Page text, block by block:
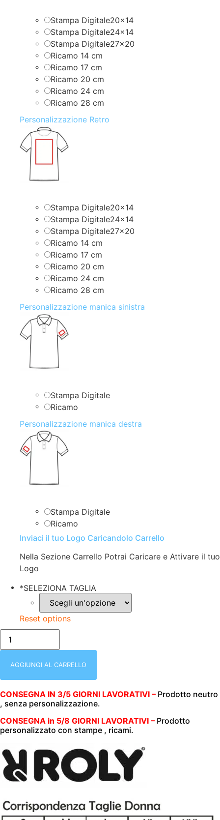
Stampa Digitale20x14
Stampa Digitale24x14
Stampa Digitale27x20
Ricamo 14 cm
Ricamo 17 cm
Ricamo 20 cm
Ricamo 24 cm
Ricamo 28 cm
Personalizzazione Retro
Stampa Digitale20x14
Stampa Digitale24x14
Stampa Digitale27x20
Ricamo 14 cm
Ricamo 17 cm
Ricamo 20 cm
Ricamo 24 cm
Ricamo 28 cm
Personalizzazione manica sinistra
Stampa Digitale
Ricamo
Personalizzazione manica destra
Stampa Digitale
Ricamo
Inviaci il tuo Logo Caricandolo Carrello
Nella Sezione Carrello Potrai Caricare e Attivare il tuo
Logo
*SELEZIONA TAGLIA
Reset options
POLO
DONNA
|
MANICA
100%
|
200
|
3
BOTTONI
ROLY
STAR
WOMAN
BORDEAUX
57
quantità
AGGIUNGI AL CARRELLO
CONSEGNA IN 3/5 GIORNI LAVORATIVI – Prodotto neutro
, senza personalizzazione.
CONSEGNA in 5/8 GIORNI LAVORATIVI – Prodotto
personalizzato con stampe , ricami.